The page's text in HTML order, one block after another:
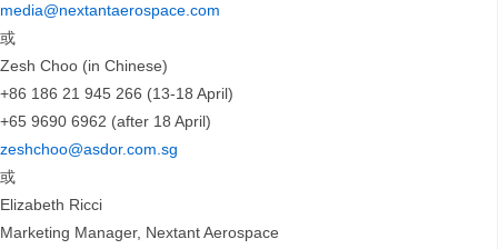
media@nextantaerospace.com
或
Zesh Choo (in Chinese)
+86 186 21 945 266 (13-18 April)
+65 9690 6962 (after 18 April)
zeshchoo@asdor.com.sg
或
Elizabeth Ricci
Marketing Manager, Nextant Aerospace